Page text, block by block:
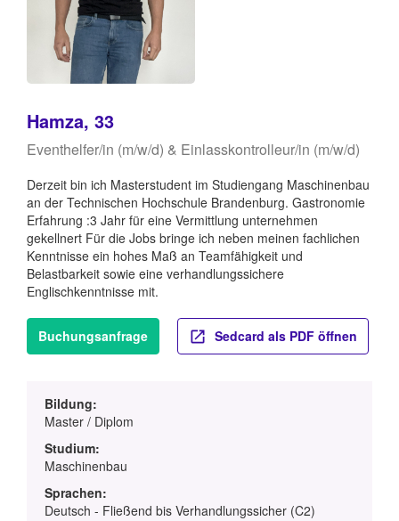
Hamza, 33
Eventhelfer/in (m/w/d) & Einlasskontrolleur/in (m/w/d)
Derzeit bin ich Masterstudent im Studiengang Maschinenbau
an der Technischen Hochschule Brandenburg. Gastronomie
Erfahrung :3 Jahr für eine Vermittlung unternehmen
gekellnert Für die Jobs bringe ich neben meinen fachlichen
Kenntnisse ein hohes Maß an Teamfähigkeit und
Belastbarkeit sowie eine verhandlungssichere
Englischkenntnisse mit.
Buchungsanfrage Sedcard als PDF öffnen
Bildung:
Master / Diplom
Studium:
Maschinenbau
Sprachen:
Deutsch - Fließend bis Verhandlungssicher (C2)